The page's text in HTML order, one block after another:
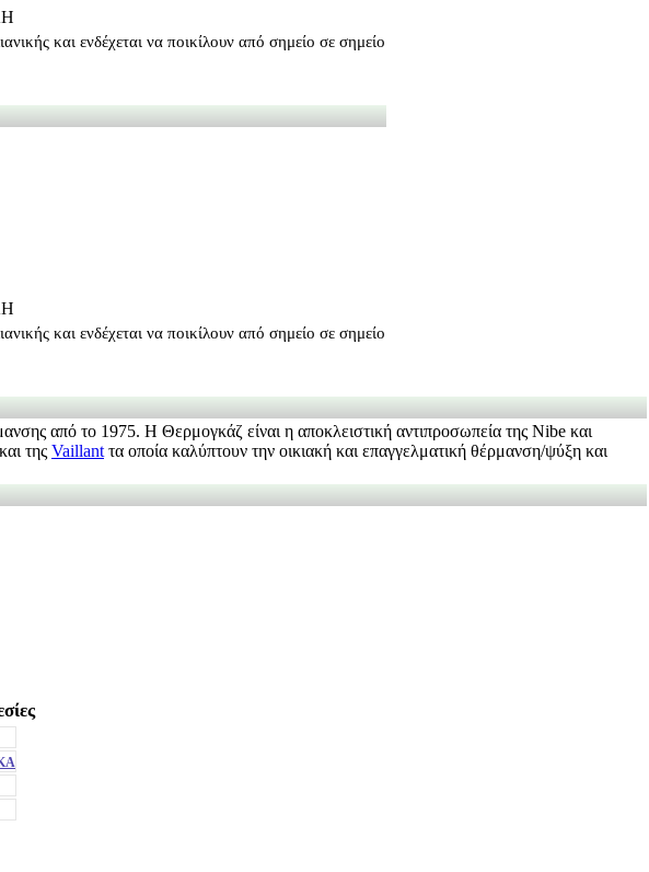
και ενδέχεται να ποικίλουν από σημείο σε σημείο
και ενδέχεται να ποικίλουν από σημείο σε σημείο
από το 1975. Η Θερμογκάζ είναι η αποκλειστική αντιπροσωπεία της Nibe και
της Vaillant τα οποία καλύπτουν την οικιακή και επαγγελματική θέρμανση/ψύξη και